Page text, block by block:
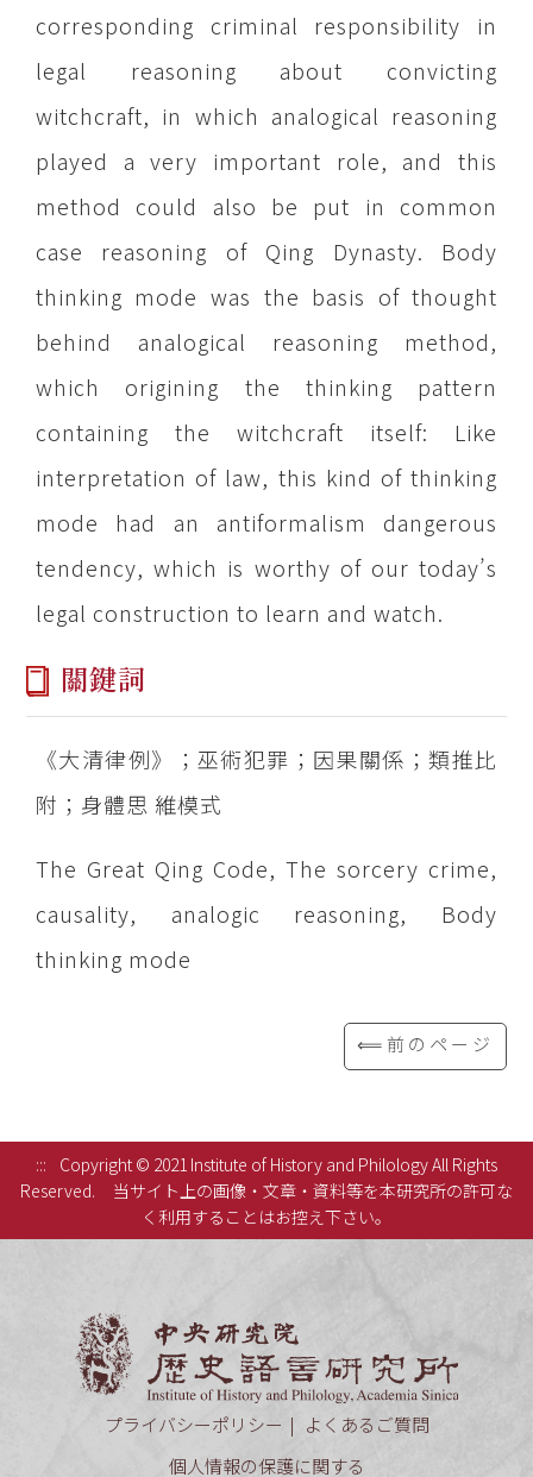
corresponding criminal responsibility in
legal reasoning about convicting
witchcraft, in which analogical reasoning
played a very important role, and this
method could also be put in common
case reasoning of Qing Dynasty. Body
thinking mode was the basis of thought
behind analogical reasoning method,
which origining the thinking pattern
containing the witchcraft itself: Like
interpretation of law, this kind of thinking
mode had an antiformalism dangerous
tendency, which is worthy of our today’s
legal construction to learn and watch.
關鍵詞
《大清律例》；巫術犯罪；因果關係；類推比
附；身體思 維模式
The Great Qing Code, The sorcery crime,
causality, analogic reasoning, Body
thinking mode
⟸前のページ
:::
Copyright © 2021 Institute of History and Philology All Rights
Reserved.
当サイト上の画像・文章・資料等を本研究所の許可な
く利用することはお控え下さい。
プライバシーポリシー
よくあるご質問
個人情報の保護に関する